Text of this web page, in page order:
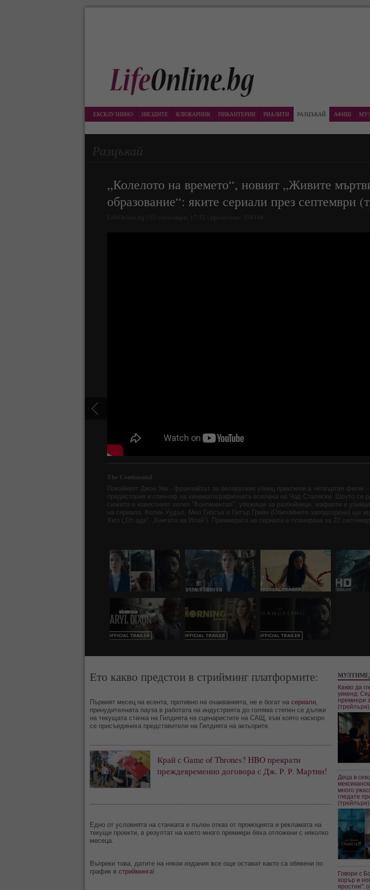
ЕКСКЛУЗИВНО ЗВЕЗДИТЕ КЛЮКАРНИК ПИКАНТЕРИИ РИАЛИТИ РАЗЦЪКАЙ АФИШ
Разцъкай
„Колелото на времето“, новият „Живите
образование“: яките сериали през септември
LifeOnline.bg | 03 септември, 17:52 | прочетена: 358146
The Continental
Покойният Джон Уик - франчайзът за белоруския убиец приключи в четвъртия филм
предистория и спин-оф на кинематографичната вселена на Чад Сталески. Шоуто се
сюжета е известният хотел "Континентал", убежище за разбойници, мафиоти и
на сериала. Колин Уудъл, Мел Гибсън и Питър Грийн (Обичайните заподозрени) ще
Хюз („От ада“, „Книгата на Илай“). Премиерата на сериала е планирана за 22
Ето какво предстои в стрийминг платформите:
Първият месец на есента, противно на очакванията, не е богат на сериали,
принудителната пауза в работата на индустрията до голяма степен се дължи
на текущата стачка на Гилдията на сценаристите на САЩ, към която наскоро
се присъединиха представители на Гилдията на актьорите.
Край с Game of Thrones? HBO прекрати
преждевременно договора с Дж. Р. Р. Мартин!
Едно от условията на стачката е пълен отказ от промоцията и рекламата на
текущи проекти, в резултат на което много премиери бяха отложени с няколко
месеца.
Въпреки това, датите на някои издания все още остават както са обявени по
график в стрийминга!
Какво да
уикенд:
премиери
(трейлъри)
Деца в
много
гледате
(трейлъри)
Говори с
хорър и
яростни":